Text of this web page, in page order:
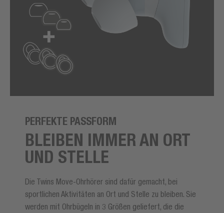
PERFEKTE PASSFORM
BLEIBEN IMMER AN ORT
UND STELLE
Die Twins Move-Ohrhörer sind dafür gemacht, bei
sportlichen Aktivitäten an Ort und Stelle zu bleiben. Sie
werden mit Ohrbügeln in 3 Größen geliefert, die die